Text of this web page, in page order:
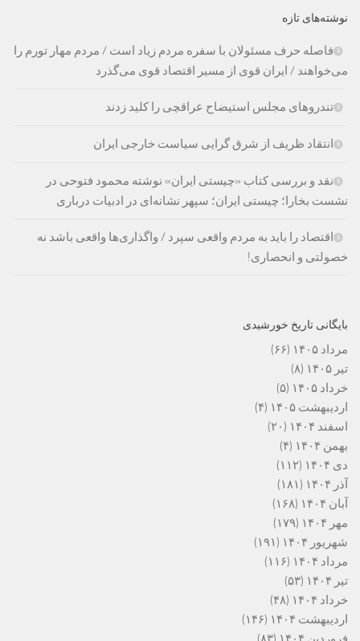
نوشته‌های تازه
فاصله حرف مسئولان با سفره مردم زیاد است / مردم مهار تورم را
می‌خواهند / ایران قوی از مسیر اقتصاد قوی می‌گذرد
تندروهای مجلس استیضاح عراقچی را کلید زدند
انتقاد ظریف از شرق گرایی سیاست خارجی ایران
نقد و بررسی کتاب «چیستی ایران» نوشته محمود فتوحی در
نشست بخارا؛ چیستی ایران؛ سپهر نشانه‌ای در ادبیات درباری
اقتصاد را باید به مردم واقعی سپرد / واگذاری‌ها واقعی باشد نه
خصولتی و انحصاری!
بایگانی تاریخ خورشیدی
مرداد ۱۴۰۵
(۶۶)
تیر ۱۴۰۵
(۸)
خرداد ۱۴۰۵
(۵)
اردیبهشت ۱۴۰۵
(۴)
اسفند ۱۴۰۴
(۲۰)
بهمن ۱۴۰۴
(۴)
دی ۱۴۰۴
(۱۱۲)
آذر ۱۴۰۴
(۱۸۱)
آبان ۱۴۰۴
(۱۶۸)
مهر ۱۴۰۴
(۱۷۹)
شهریور ۱۴۰۴
(۱۹۱)
مرداد ۱۴۰۴
(۱۱۶)
تیر ۱۴۰۴
(۵۳)
خرداد ۱۴۰۴
(۴۸)
اردیبهشت ۱۴۰۴
(۱۴۶)